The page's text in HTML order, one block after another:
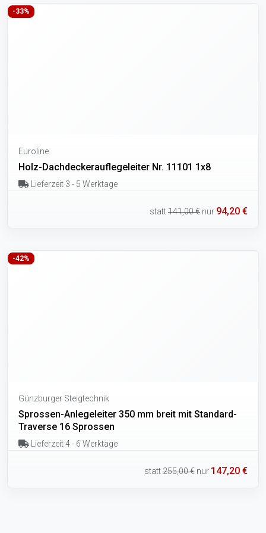
-33%
Euroline
Holz-Dachdeckerauflegeleiter Nr. 11101 1x8
Lieferzeit 3 - 5 Werktage
statt141,00 € nur 94,20 €
-42%
Günzburger Steigtechnik
Sprossen-Anlegeleiter 350 mm breit mit Standard-
Traverse 16 Sprossen
Lieferzeit 4 - 6 Werktage
statt255,00 € nur 147,20 €